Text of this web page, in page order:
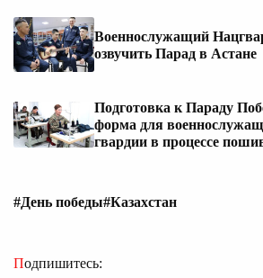
Военнослужащий
озвучить Парад в Астане
Подготовка к Параду
форма для
гвардии в процессе
#День победы#Казахстан
Подпишитесь: